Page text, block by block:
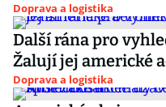
Doprava a logistika
Další rána pro
Žalují jej americké
Doprava a logistika